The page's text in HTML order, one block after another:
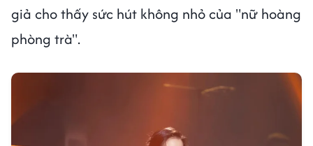
giả cho thấy sức hút không nhỏ của "nữ hoàng
phòng trà".